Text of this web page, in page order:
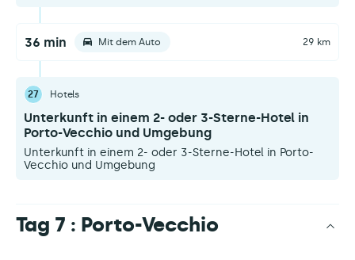
36 min Mit dem Auto 29 km
27 Hotels
Unterkunft in einem 2- oder 3-Sterne-Hotel in
Porto-Vecchio und Umgebung
Unterkunft in einem 2- oder 3-Sterne-Hotel in Porto-
Vecchio und Umgebung
Tag 7 : Porto-Vecchio